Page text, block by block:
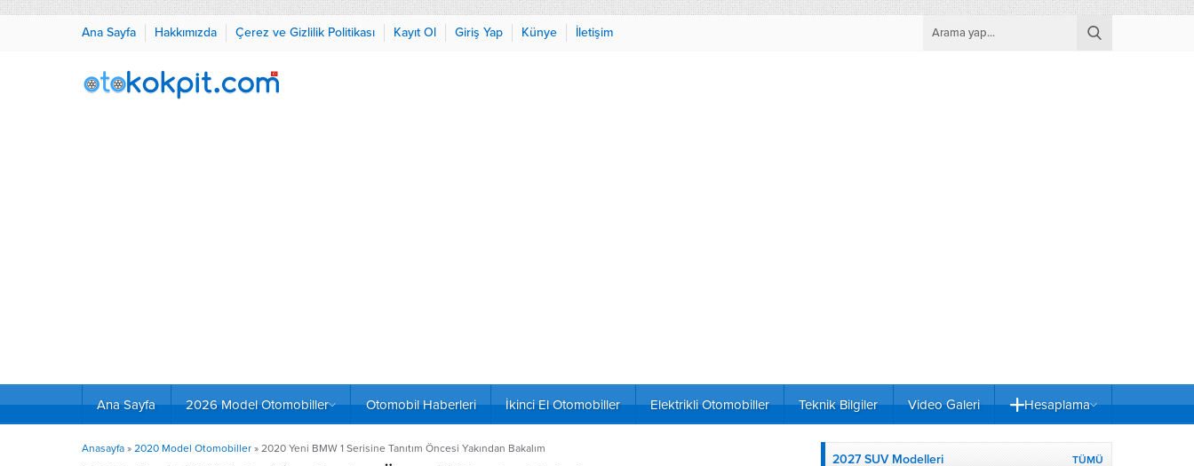
Ana Sayfa Hakkımızda Çerez ve Gizlilik Politikası Kayıt Ol Giriş Yap Künye İletişim
Ana Sayfa 2026 Model Otomobiller Otomobil Haberleri İkinci El Otomobiller Elektrikli Otomobiller Teknik Bilgiler Video Galeri Hesaplama
Anasayfa » 2020 Model Otomobiller » 2020 Yeni BMW 1 Serisine Tanıtım Öncesi Yakından Bakalım
2027 SUV Modelleri TÜMÜ